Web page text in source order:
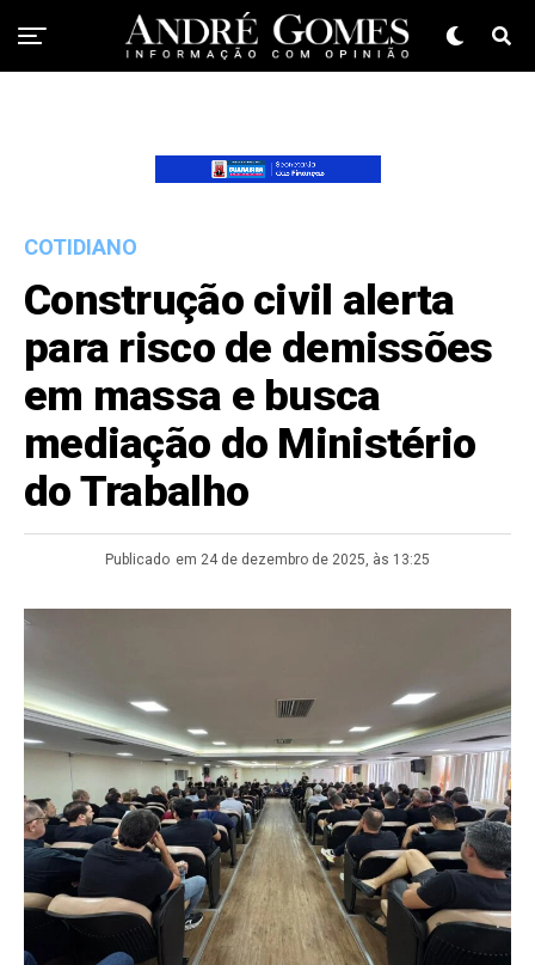
COTIDIANO
Construção civil alerta
para risco de demissões
em massa e busca
mediação do Ministério
do Trabalho
Publicado em 24 de dezembro de 2025, às 13:25